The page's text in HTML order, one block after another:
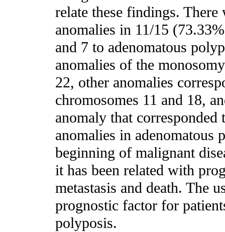
relate these findings.
anomalies in 11/15
and 7 to adenomatous
anomalies of the
22, other anomalies
chromosomes 11 and 18,
anomaly that
anomalies in adenomatous
beginning of malignant
it has been related with
metastasis and death. The
prognostic factor for
polyposis.